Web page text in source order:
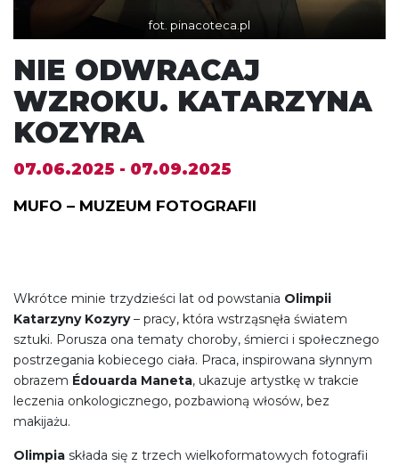
fot. pinacoteca.pl
NIE ODWRACAJ
WZROKU. KATARZYNA
KOZYRA
07.06.2025 - 07.09.2025
MUFO – MUZEUM FOTOGRAFII
Wkrótce minie trzydzieści lat od powstania Olimpii
Katarzyny Kozyry– pracy, która wstrząsnęła światem
sztuki. Porusza ona tematy choroby, śmierci i społecznego
postrzegania kobiecego ciała. Praca, inspirowana słynnym
obrazem Édouarda Maneta, ukazuje artystkę w trakcie
leczenia onkologicznego, pozbawioną włosów, bez
makijażu.
Olimpia składa się z trzech wielkoformatowych fotografii